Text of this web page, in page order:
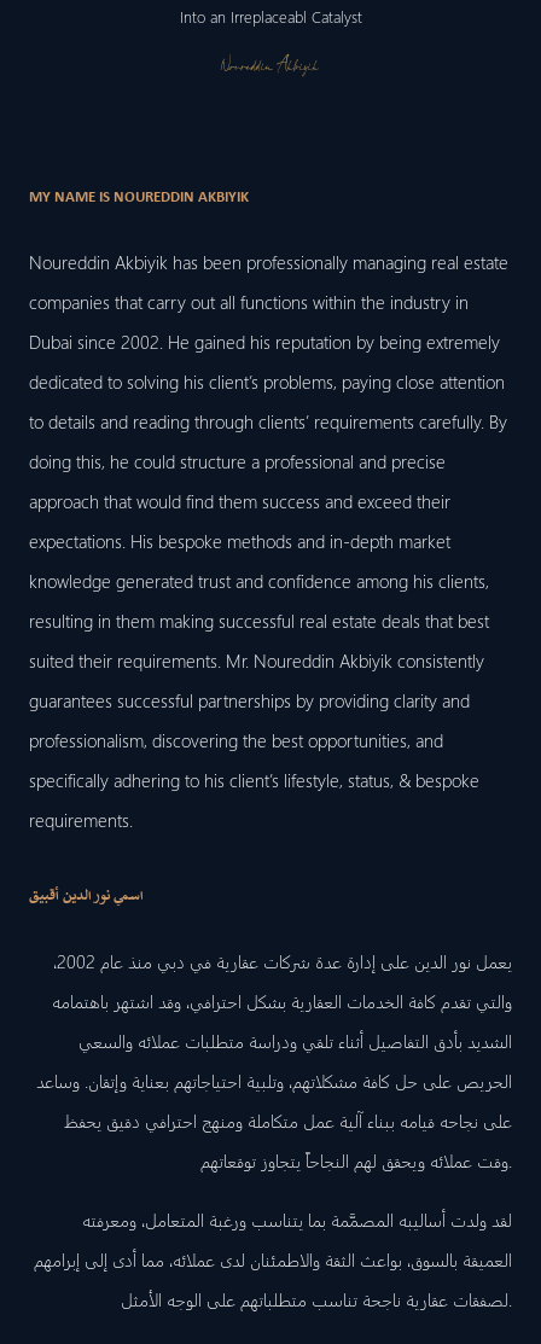
Into an Irreplaceabl Catalyst
Noureddin Akbiyik
MY NAME IS NOUREDDIN AKBIYIK
Noureddin Akbiyik has been professionally managing real estate
companies that carry out all functions within the industry in
Dubai since 2002. He gained his reputation by being extremely
dedicated to solving his client’s problems, paying close attention
to details and reading through clients’ requirements carefully. By
doing this, he could structure a professional and precise
approach that would find them success and exceed their
expectations. His bespoke methods and in-depth market
knowledge generated trust and confidence among his clients,
resulting in them making successful real estate deals that best
suited their requirements. Mr. Noureddin Akbiyik consistently
guarantees successful partnerships by providing clarity and
professionalism, discovering the best opportunities, and
specifically adhering to his client’s lifestyle, status, & bespoke
requirements.
اسمي نور الدين أقبيق
يعمل نور الدين على إدارة عدة شركات عقارية في دبي منذ عام 2002،
والتي تقدم كافة الخدمات العقارية بشكل احترافي، وقد اشتهر باهتمامه
الشديد بأدق التفاصيل أثناء تلقي ودراسة متطلبات عملائه والسعي
الحريص على حل كافة مشكلاتهم، وتلبية احتياجاتهم بعناية وإتقان. وساعد
على نجاحه قيامه ببناء آلية عمل متكاملة ومنهج احترافي دقيق يحفظ
لقد ولدت أساليبه المصمَّمة بما يتناسب ورغبة المتعامل، ومعرفته
العميقة بالسوق، بواعث الثقة والاطمئنان لدى عملائه، مما أدى إلى إبرامهم